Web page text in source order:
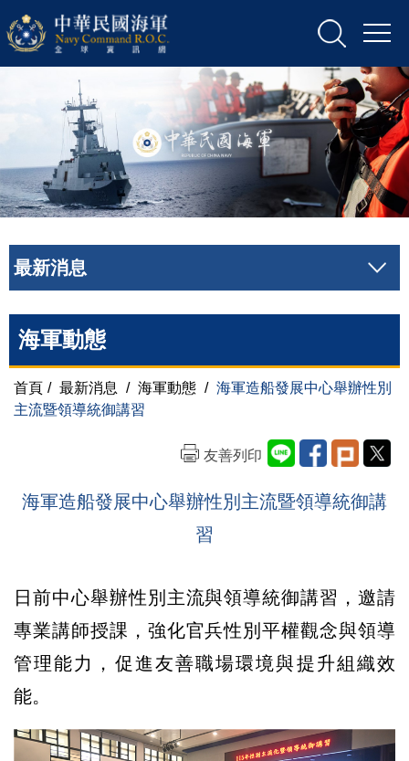
最新消息
海軍動態
首頁 / 最新消息 / 海軍動態 / 海軍造船發展中心舉辦性別
主流暨領導統御講習
友善列印
海軍造船發展中心舉辦性別主流暨領導統御講
習
日前中心舉辦性別主流與領導統御講習，邀請
專業講師授課，強化官兵性別平權觀念與領導
管理能力，促進友善職場環境與提升組織效
能。